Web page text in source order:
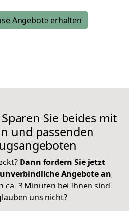
Angebote erhalten
Sie beides mit
und passenden
Dann fordern Sie jetzt
Angebote an,
ca. 3 Minuten bei Ihnen sind.
uns nicht?